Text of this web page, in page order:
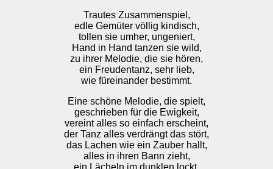
Trautes Zusammenspiel,
edle Gemüter völlig kindisch,
tollen sie umher, ungeniert,
Hand in Hand tanzen sie wild,
zu ihrer Melodie, die sie hören,
ein Freudentanz, sehr lieb,
wie füreinander bestimmt.
Eine schöne Melodie, die spielt,
geschrieben für die Ewigkeit,
vereint alles so einfach erscheint,
der Tanz alles verdrängt das stört,
das Lachen wie ein Zauber hallt,
alles in ihren Bann zieht,
ein Lächeln im dunklen lockt.